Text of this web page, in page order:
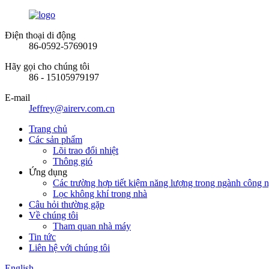
Điện thoại di động
86-0592-5769019
Hãy gọi cho chúng tôi
86 - 15105979197
E-mail
Jeffrey@airerv.com.cn
Trang chủ
Các sản phẩm
Lõi trao đổi nhiệt
Thông gió
Ứng dụng
Các trường hợp tiết kiệm năng lượng trong ngành công
Lọc không khí trong nhà
Câu hỏi thường gặp
Về chúng tôi
Tham quan nhà máy
Tin tức
Liên hệ với chúng tôi